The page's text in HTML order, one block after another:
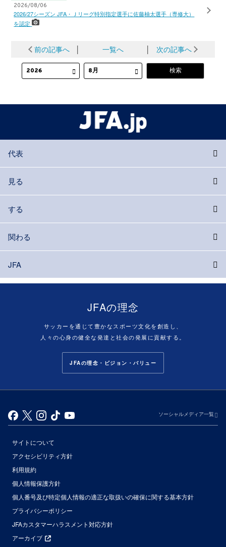
2026/08/06
2026/27シーズン JFA・Ｊリーグ特別指定選手に佐藤柚太選手（専修大）
を認定
前の記事へ │ 一覧へ │ 次の記事へ
代表
見る
する
関わる
JFA
JFAの理念
サッカーを通じて豊かなスポーツ文化を創造し、
人々の心身の健全な発達と社会の発展に貢献する。
JFAの理念・ビジョン・バリュー
ソーシャルメディア一覧
サイトについて
アクセシビリティ方針
利用規約
個人情報保護方針
個人番号及び特定個人情報の適正な取扱いの確保に関する基本方針
プライバシーポリシー
JFAカスタマーハラスメント対応方針
アーカイブ